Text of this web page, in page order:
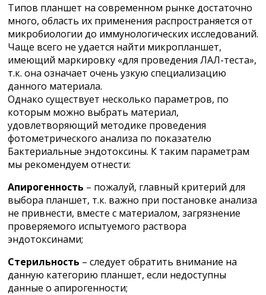
Типов планшет на современном рынке достаточно
много, область их применения распространяется от
микробиологии до иммунологических исследований.
Чаще всего не удается найти микропланшет,
имеющий маркировку «для проведения ЛАЛ-теста»,
т.к. она означает очень узкую специализацию
данного материала.
Однако существует несколько параметров, по
которым можно выбрать материал,
удовлетворяющий методике проведения
фотометрического анализа по показателю
Бактериальные эндотоксины. К таким параметрам
мы рекомендуем отнести:
Апирогенность – пожалуй, главный критерий для
выбора планшет, т.к. важно при постановке анализа
не привнести, вместе с материалом, загрязнение
проверяемого испытуемого раствора
эндотоксинами;
Стерильность – следует обратить внимание на
данную категорию планшет, если недоступны
данные о апирогенности;